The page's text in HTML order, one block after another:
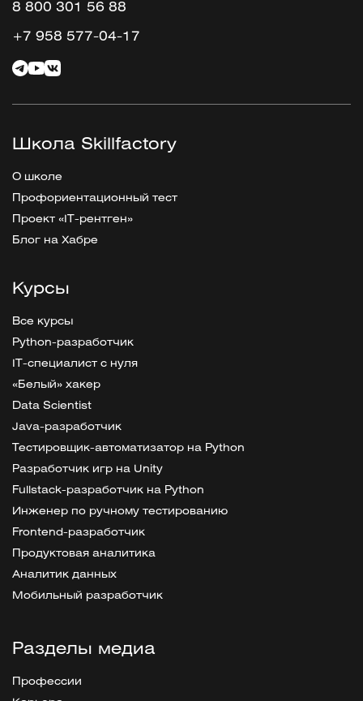
8 800 301 56 88
+7 958 577-04-17
Школа Skillfactory
О школе
Профориентационный тест
Проект «IT-рентген»
Блог на Хабре
Курсы
Все курсы
Python-разработчик
IT-специалист с нуля
«Белый» хакер
Data Scientist
Java-разработчик
Тестировщик-автоматизатор на Python
Разработчик игр на Unity
Fullstack-разработчик на Python
Инженер по ручному тестированию
Frontend-разработчик
Продуктовая аналитика
Аналитик данных
Мобильный разработчик
Разделы медиа
Профессии